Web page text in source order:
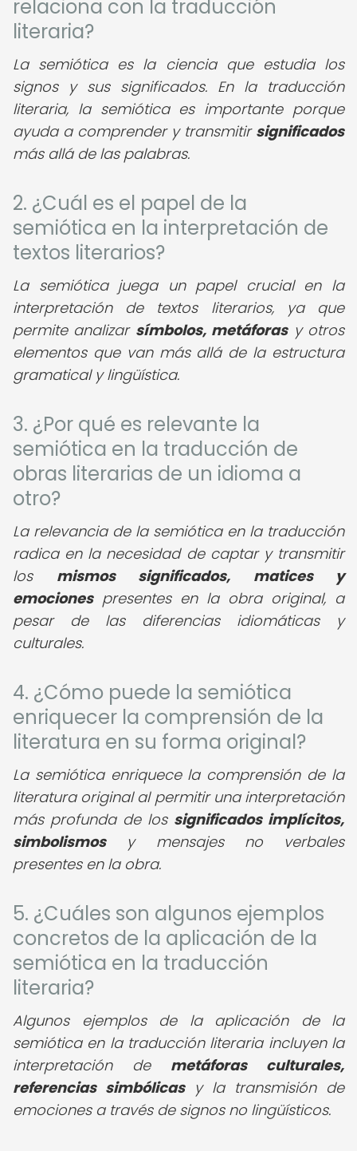
relaciona con la traducción
literaria?
La semiótica es la ciencia que estudia los
signos y sus significados. En la traducción
literaria, la semiótica es importante porque
ayuda a comprender y transmitir significados
más allá de las palabras.
2. ¿Cuál es el papel de la
semiótica en la interpretación de
textos literarios?
La semiótica juega un papel crucial en la
interpretación de textos literarios, ya que
permite analizar símbolos, metáforasy otros
elementos que van más allá de la estructura
gramatical y lingüística.
3. ¿Por qué es relevante la
semiótica en la traducción de
obras literarias de un idioma a
otro?
La relevancia de la semiótica en la traducción
radica en la necesidad de captar y transmitir
los mismos significados, matices y
emocionespresentes en la obra original, a
pesar de las diferencias idiomáticas y
culturales.
4. ¿Cómo puede la semiótica
enriquecer la comprensión de la
literatura en su forma original?
La semiótica enriquece la comprensión de la
literatura original al permitir una interpretación
más profunda de los significados implícitos,
simbolismosy mensajes no verbales
presentes en la obra.
5. ¿Cuáles son algunos ejemplos
concretos de la aplicación de la
semiótica en la traducción
literaria?
Algunos ejemplos de la aplicación de la
semiótica en la traducción literaria incluyen la
interpretación de metáforas culturales,
referencias simbólicasy la transmisión de
emociones a través de signos no lingüísticos.